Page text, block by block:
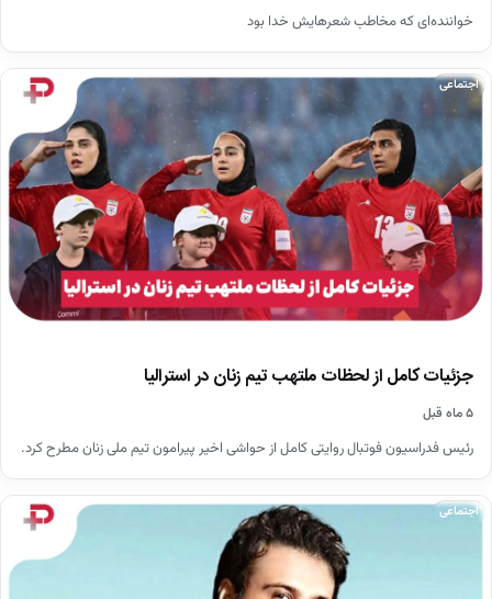
خواننده‌ای که مخاطب شعرهایش خدا بود
اجتماعی
جزئیات کامل از لحظات ملتهب تیم زنان در استرالیا
۵ ماه قبل
رئیس فدراسیون‌ فوتبال روایتی کامل از حواشی اخیر پیرامون تیم ملی زنان مطرح کرد.
اجتماعی